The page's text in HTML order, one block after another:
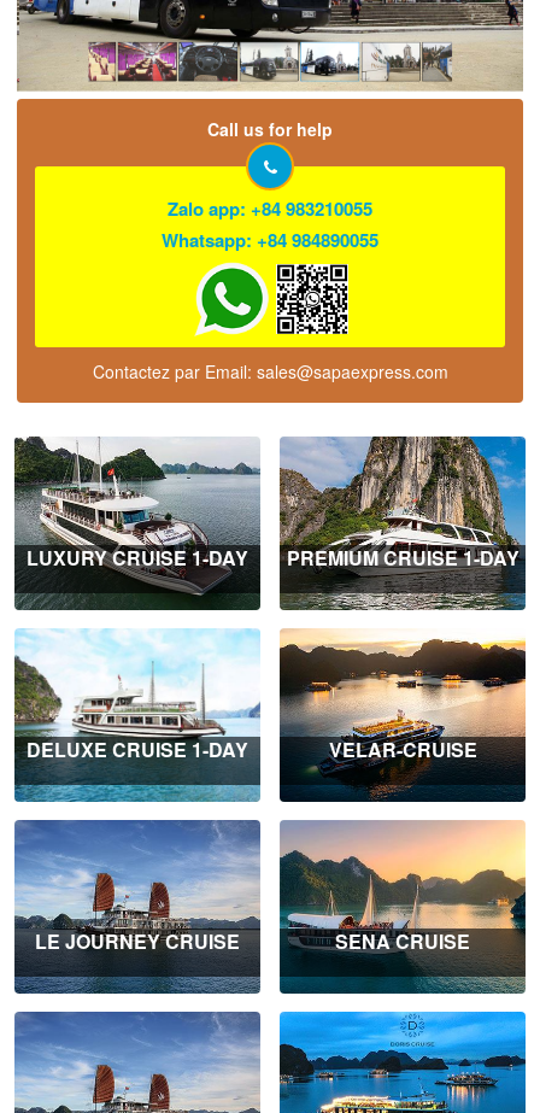
Call us for help
Zalo app: +84 983210055
Whatsapp: +84 984890055
Contactez par Email: sales@sapaexpress.com
LUXURY CRUISE 1-DAY PREMIUM CRUISE 1-DAY
DELUXE CRUISE 1-DAY VELAR-CRUISE
LE JOURNEY CRUISE SENA CRUISE